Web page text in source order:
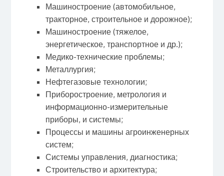
Машиностроение (автомобильное,
тракторное, строительное и дорожное);
Машиностроение (тяжелое,
энергетическое, транспортное и др.);
Медико-технические проблемы;
Металлургия;
Нефтегазовые технологии;
Приборостроение, метрология и
информационно-измерительные
приборы, и системы;
Процессы и машины агроинженерных
систем;
Системы управления, диагностика;
Строительство и архитектура;